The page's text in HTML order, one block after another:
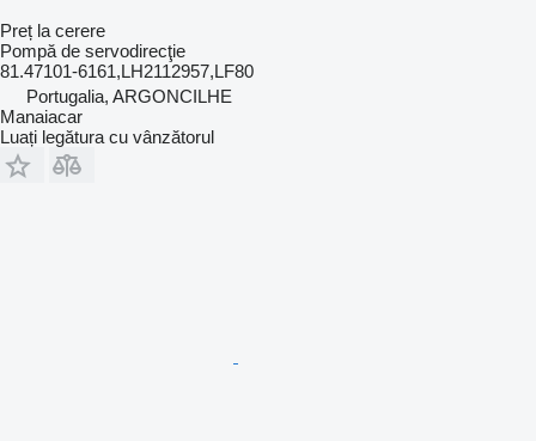
Preț la cerere
Pompă de servodirecţie
81.47101-6161,LH2112957,LF80
Portugalia, ARGONCILHE
Manaiacar
Luați legătura cu vânzătorul